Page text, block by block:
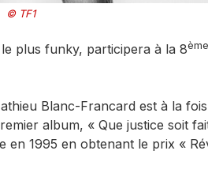
© TF1
le plus funky, participera à la 8ème
Blanc-Francard est à la
album, « Que justice soit
en 1995 en obtenant le prix «